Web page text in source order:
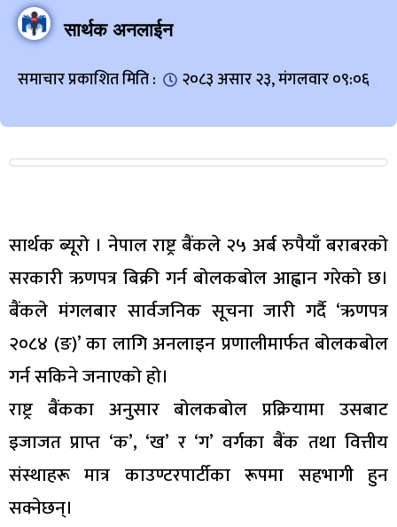
सार्थक अनलाईन
समाचार प्रकाशित मिति : २०८३ असार २३, मंगलवार ०९:०६
सार्थक ब्यूरो । नेपाल राष्ट्र बैंकले २५ अर्ब रुपैयाँ बराबरको
सरकारी ऋणपत्र बिक्री गर्न बोलकबोल आह्वान गरेको छ।
बैंकले मंगलबार सार्वजनिक सूचना जारी गर्दै ‘ऋणपत्र
२०८४ (ङ)’ का लागि अनलाइन प्रणालीमार्फत बोलकबोल
गर्न सकिने जनाएको हो।
राष्ट्र बैंकका अनुसार बोलकबोल प्रक्रियामा उसबाट
इजाजत प्राप्त ‘क’, ‘ख’ र ‘ग’ वर्गका बैंक तथा वित्तीय
संस्थाहरू मात्र काउण्टरपार्टीका रूपमा सहभागी हुन
सक्नेछन्।